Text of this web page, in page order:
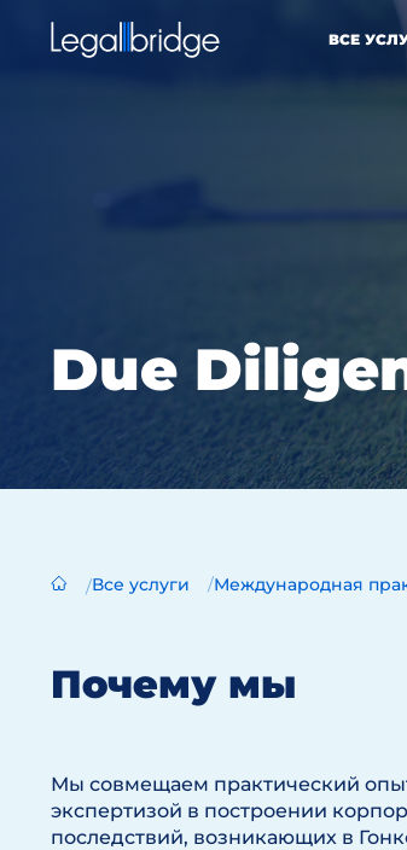
ВСЕ
Due
Все услуги Международная
Почему мы
Мы совмещаем практический
экспертизой в построении
последствий, возникающих в